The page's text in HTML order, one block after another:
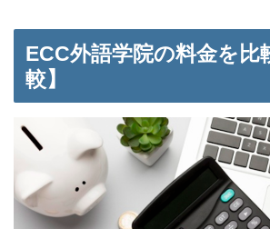
ECC外語学院の料金を比
較】